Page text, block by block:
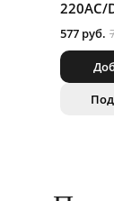
220AC/
577 руб.